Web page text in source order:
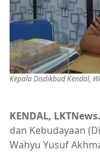
Kepala Disdikbud Kendal,
KENDAL,
dan Kebudayaan
Wahyu Yusuf